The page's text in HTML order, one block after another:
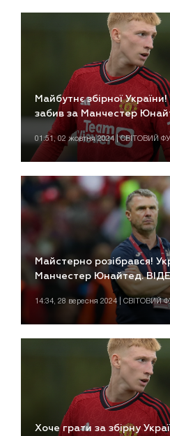
Майбутнє збірної
забив за Манчестер
01:51, 02 жовтня 2024 | СВІТОВИЙ
Майстерно розібрався!
Манчестер Юнайтед.
14:34, 28 вересня 2024 | СВІТОВИЙ
Хоче грати за збірну